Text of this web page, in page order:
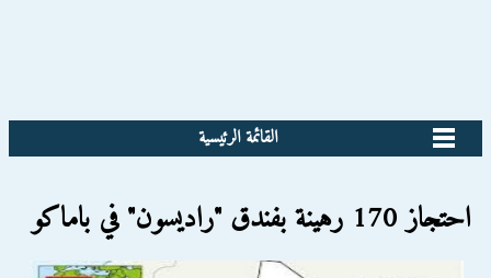
القائمة الرئيسية
احتجاز 170 رهينة بفندق "راديسون" في باماكو